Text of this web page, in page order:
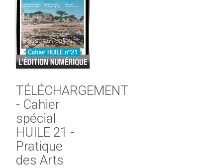
TÉLÉCHARGEMENT
- Cahier
spécial
HUILE 21 -
Pratique
des Arts